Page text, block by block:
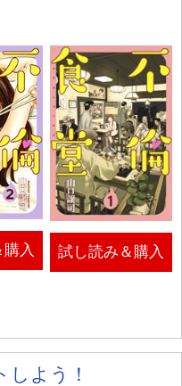
入 試し読み＆購入
しよう！